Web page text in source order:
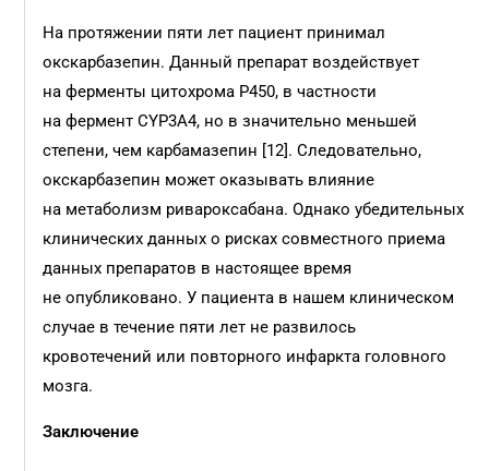
На протяжении пяти лет пациент принимал
окскарбазепин. Данный препарат воздействует
на ферменты цитохрома P450, в частности
на фермент CYP3A4, но в значительно меньшей
степени, чем карбамазепин [12]. Следовательно,
окскарбазепин может оказывать влияние
на метаболизм ривароксабана. Однако убедительных
клинических данных о рисках совместного приема
данных препаратов в настоящее время
не опубликовано. У пациента в нашем клиническом
случае в течение пяти лет не развилось
кровотечений или повторного инфаркта головного
мозга.
Заключение